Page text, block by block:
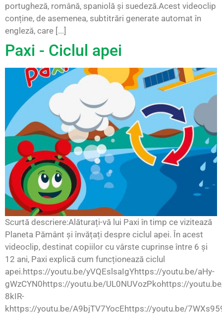
portugheză, română, spaniolă și suedeză.Acest videoclip
conține, de asemenea, subtitrări generate automat în
engleză, care [...]
Paxi - Ciclul apei
Scurtă descriere:Alăturați-vă lui Paxi în timp ce vizitează
Planeta Pământ și învățați despre ciclul apei. În acest
videoclip, destinat copiilor cu vârste cuprinse între 6 și
12 ani, Paxi explică cum funcționează ciclul
apei.https://youtu.be/yVQEslsaIgYhttps://youtu.be/aHy-
gWzCYN0https://youtu.be/UL0NUVozPkohttps://
8kIR-
khttps://youtu.be/A9bjTV7YocEhttps://youtu.be/